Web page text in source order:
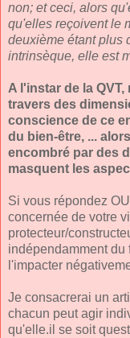
non; et ceci, alors
qu'elles reçoivent le
deuxième étant plus
intrinsèque, elle est
A l'instar de la
travers des
conscience de ce
du bien-être, ...
encombré par des
masquent les
Si vous répondez
concernée de votre
protecteur/
indépendamment du
l'impacter
Je consacrerai un
chacun peut agir
qu'elle.il se soit